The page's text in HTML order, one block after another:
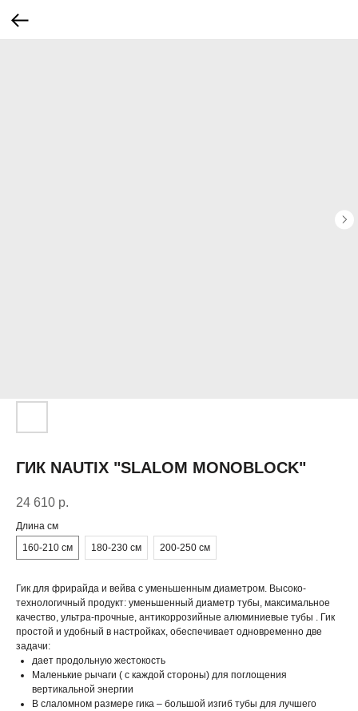
ГИК NAUTIX "SLALOM MONOBLOCK"
24 610 р.
Длина см
160-210 см
180-230 см 200-250 см
Гик для фрирайда и вейва с уменьшенным диаметром. Высоко-
технологичный продукт: уменьшенный диаметр тубы, максимальное
качество, ультра-прочные, антикоррозийные алюминиевые тубы . Гик
простой и удобный в настройках, обеспечивает одновременно две
задачи:
дает продольную жестокость
Маленькие рычаги ( с каждой стороны) для поглощения
вертикальной энергии
В слаломном размере гика – большой изгиб тубы для лучшего